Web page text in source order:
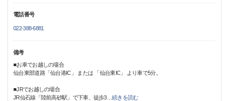
電話番号
022-388-6881
備考
■お車でお越しの場合
仙台東部道路「仙台港IC」 または 「仙台東IC」 より車で5分。
■JRでお越しの場合
JR仙石線「陸前高砂駅」で下車、徒歩3…続きを読む